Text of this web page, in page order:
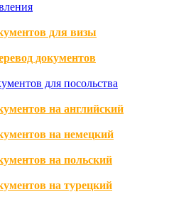
для визы
документов
для посольства
на английский
на немецкий
на польский
на турецкий